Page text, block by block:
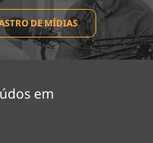
DE MÍDIAS
em